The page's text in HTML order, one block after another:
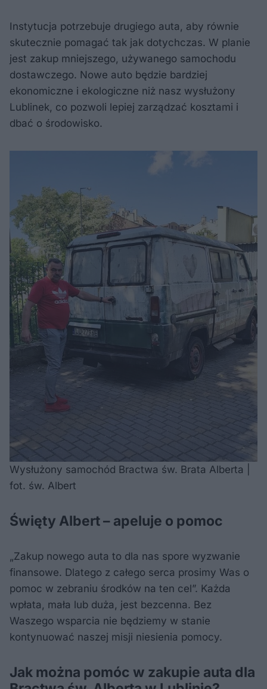
Instytucja potrzebuje drugiego auta, aby równie
skutecznie pomagać tak jak dotychczas. W planie
jest zakup mniejszego, używanego samochodu
dostawczego. Nowe auto będzie bardziej
ekonomiczne i ekologiczne niż nasz wysłużony
Lublinek, co pozwoli lepiej zarządzać kosztami i
dbać o środowisko.
Wysłużony samochód Bractwa św. Brata Alberta |
fot. św. Albert
Święty Albert – apeluje o pomoc
„Zakup nowego auta to dla nas spore wyzwanie
finansowe. Dlatego z całego serca prosimy Was o
pomoc w zebraniu środków na ten cel”. Każda
wpłata, mała lub duża, jest bezcenna. Bez
Waszego wsparcia nie będziemy w stanie
kontynuować naszej misji niesienia pomocy.
Jak można pomóc w zakupie auta dla